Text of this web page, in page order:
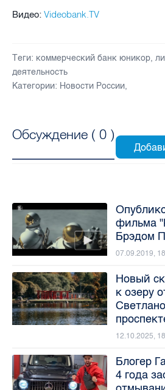
Видео: Videobank.TV
Теги: коммерческий банк юникор,
деятельность
Категории: Новости России,
Обсуждение ( 0 )
фильма
Брэдом
07.09.2019,
Новый
к озеру
12.10.2025,
Блогер
4 года